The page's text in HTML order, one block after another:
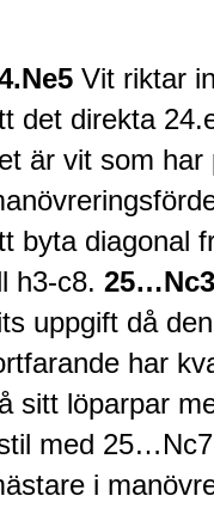
Vit riktar
det direkta
är vit som har
byta diagonal
h3-c8.
uppgift då
har
sitt löparpar
med
i